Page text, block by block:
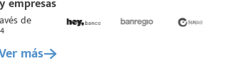
de
más